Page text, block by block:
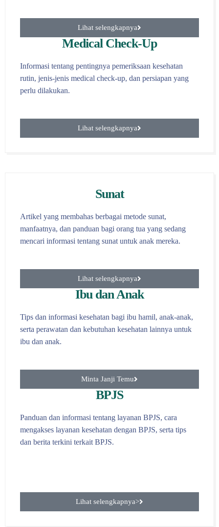
Lihat selengkapnya
Medical Check-Up
Informasi tentang pentingnya pemeriksaan kesehatan
rutin, jenis-jenis medical check-up, dan persiapan yang
perlu dilakukan.
Lihat selengkapnya
Sunat
Artikel yang membahas berbagai metode sunat,
manfaatnya, dan panduan bagi orang tua yang sedang
mencari informasi tentang sunat untuk anak mereka.
Lihat selengkapnya
Ibu dan Anak
Tips dan informasi kesehatan bagi ibu hamil, anak-anak,
serta perawatan dan kebutuhan kesehatan lainnya untuk
ibu dan anak.
Minta Janji Temu
BPJS
Panduan dan informasi tentang layanan BPJS, cara
mengakses layanan kesehatan dengan BPJS, serta tips
dan berita terkini terkait BPJS.
Lihat selengkapnya>